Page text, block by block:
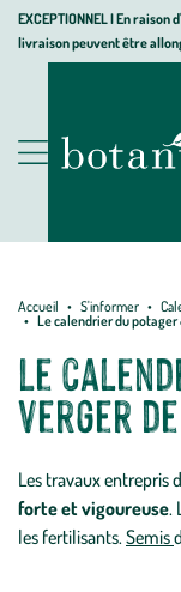
Aller
Aller
au
Aller
au
page
EXCEPTIONNEL I En
livraison peuvent être
Nos
animalerie,
décoration,
botanic®
Accueil S'informer
Le calendrier du
Le
verger
Les travaux entrepris
forte et vigoureuse.
les fertilisants.Semis